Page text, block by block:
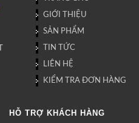
GIỚI THIỆU
SẢN PHẨM
TIN TỨC
LIÊN HỆ
KIỂM TRA ĐƠN HÀNG
HỖ TRỢ KHÁCH HÀNG